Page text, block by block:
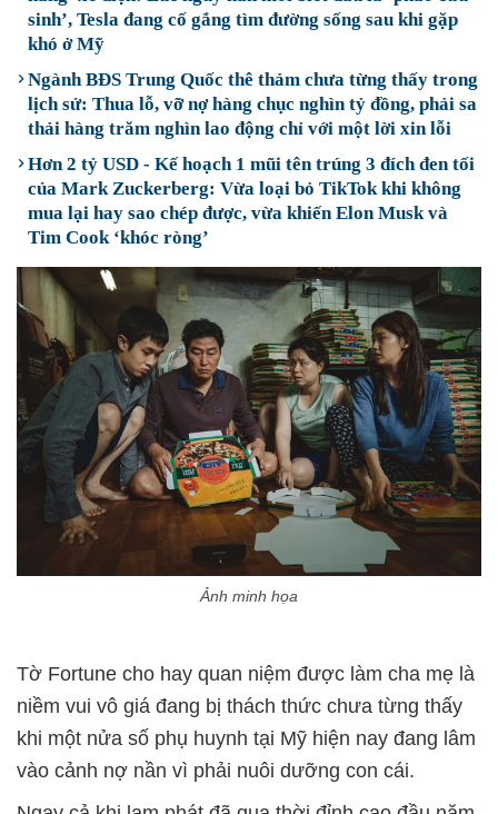
sinh’, Tesla đang cố gắng tìm đường sống sau khi gặp
khó ở Mỹ
Ngành BĐS Trung Quốc thê thảm chưa từng thấy trong
lịch sử: Thua lỗ, vỡ nợ hàng chục nghìn tỷ đồng, phải sa
thải hàng trăm nghìn lao động chỉ với một lời xin lỗi
Hơn 2 tỷ USD - Kế hoạch 1 mũi tên trúng 3 đích đen tối
của Mark Zuckerberg: Vừa loại bỏ TikTok khi không
mua lại hay sao chép được, vừa khiến Elon Musk và
Tim Cook ‘khóc ròng’
Ảnh minh họa
Tờ Fortune cho hay quan niệm được làm cha mẹ là
niềm vui vô giá đang bị thách thức chưa từng thấy
khi một nửa số phụ huynh tại Mỹ hiện nay đang lâm
vào cảnh nợ nần vì phải nuôi dưỡng con cái.